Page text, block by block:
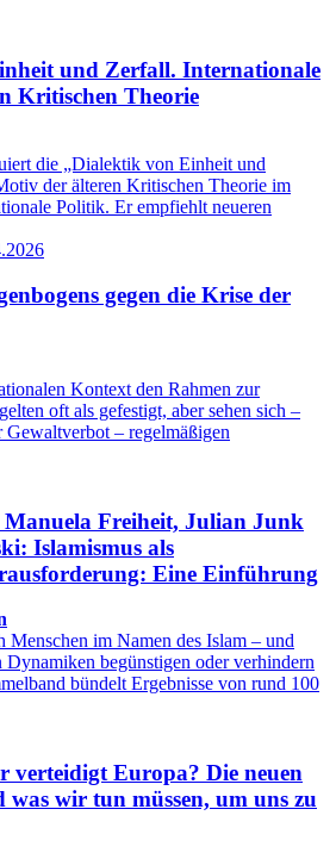
und Zerfall. Internationale
Kritischen Theorie
die „Dialektik von Einheit und
der älteren Kritischen Theorie im
Politik. Er empfiehlt neueren
gegen die Krise der
Kontext den Rahmen zur
oft als gefestigt, aber sehen sich –
– regelmäßigen
Manuela Freiheit, Julian Junk
Islamismus als
Eine Einführung
Menschen im Namen des Islam – und
Dynamiken begünstigen oder verhindern
bündelt Ergebnisse von rund 100
verteidigt Europa? Die neuen
was wir tun müssen, um uns zu